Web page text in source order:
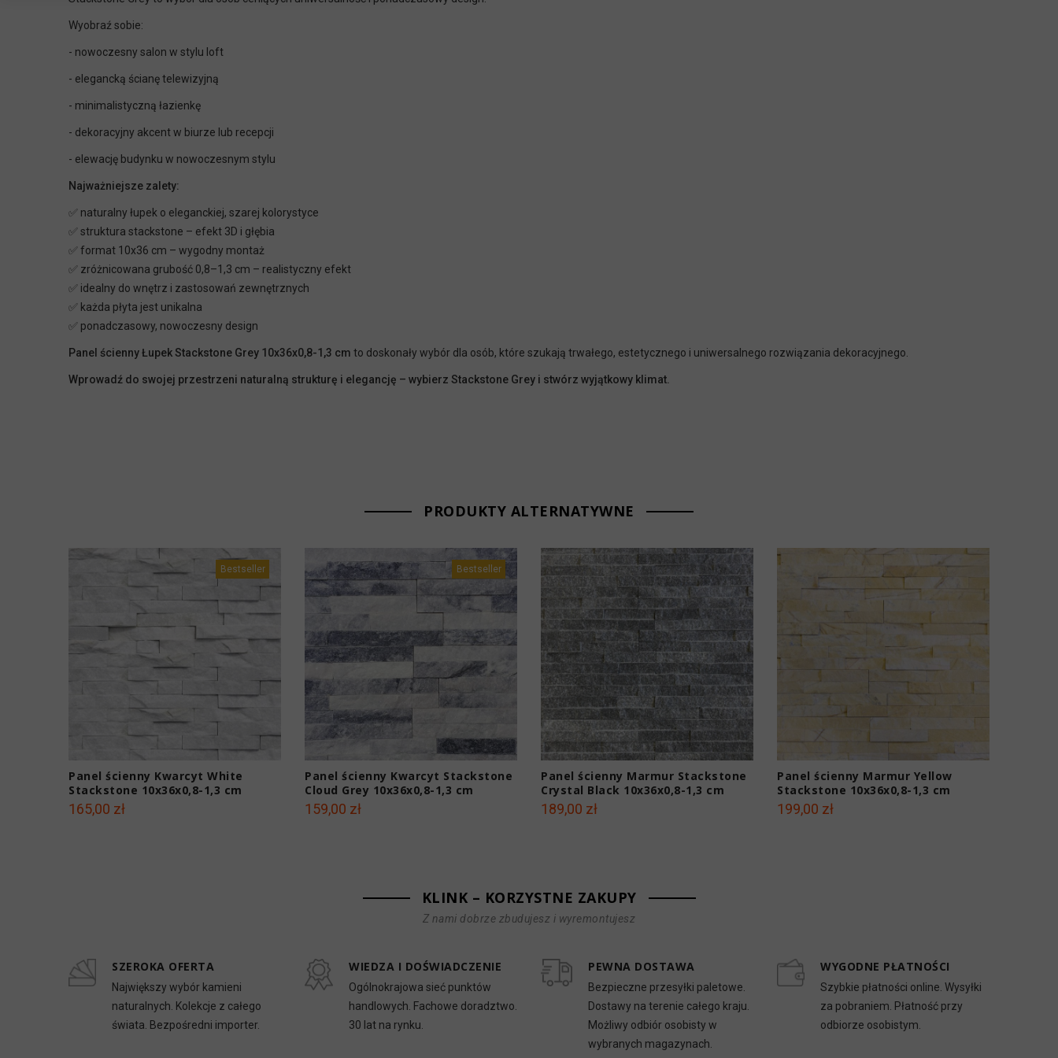
Wyobraź sobie:
- nowoczesny salon w stylu loft
- elegancką ścianę telewizyjną
- minimalistyczną łazienkę
- dekoracyjny akcent w biurze lub recepcji
- elewację budynku w nowoczesnym stylu
Najważniejsze zalety:
✅ naturalny łupek o eleganckiej, szarej kolorystyce
✅ struktura stackstone – efekt 3D i głębia
✅ format 10x36 cm – wygodny montaż
✅ zróżnicowana grubość 0,8–1,3 cm – realistyczny efekt
✅ idealny do wnętrz i zastosowań zewnętrznych
✅ każda płyta jest unikalna
✅ ponadczasowy, nowoczesny design
Panel ścienny Łupek Stackstone Grey 10x36x0,8-1,3 cm to doskonały wybór dla osób, które szukają trwałego, estetycznego i uniwersalnego rozwiązania dekoracyjnego.
Wprowadź do swojej przestrzeni naturalną strukturę i elegancję – wybierz Stackstone Grey i stwórz wyjątkowy klimat.
PRODUKTY ALTERNATYWNE
Bestseller
Panel ścienny Kwarcyt White
Stackstone 10x36x0,8-1,3 cm
165,00 zł
Bestseller
Panel ścienny Kwarcyt Stackstone
Cloud Grey 10x36x0,8-1,3 cm
159,00 zł
Panel ścienny Marmur Stackstone
Crystal Black 10x36x0,8-1,3 cm
189,00 zł
Panel ścienny Marmur Yellow
Stackstone 10x36x0,8-1,3 cm
199,00 zł
KLINK – KORZYSTNE ZAKUPY
Z nami dobrze zbudujesz i wyremontujesz
SZEROKA OFERTA
Największy wybór kamieni
naturalnych. Kolekcje z całego
świata. Bezpośredni importer.
WIEDZA I DOŚWIADCZENIE
Ogólnokrajowa sieć punktów
handlowych. Fachowe doradztwo.
30 lat na rynku.
PEWNA DOSTAWA
Bezpieczne przesyłki paletowe.
Dostawy na terenie całego kraju.
Możliwy odbiór osobisty w
wybranych magazynach.
WYGODNE PŁATNOŚCI
Szybkie płatności online. Wysyłki
za pobraniem. Płatność przy
odbiorze osobistym.